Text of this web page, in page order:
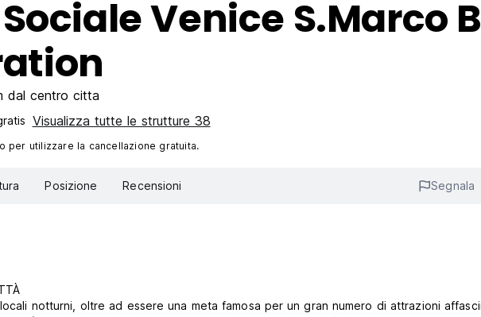
Venice S.Marco
dal centro citta
Visualizza tutte le strutture 38
per utilizzare la cancellazione gratuita.
Posizione Recensioni Segnala
notturni, oltre ad essere una meta famosa per un gran numero di attrazioni